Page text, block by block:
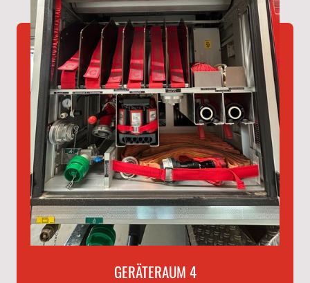
GERÄTERAUM 4